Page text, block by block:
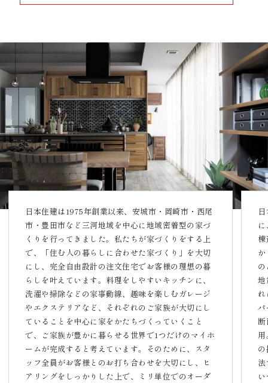
日本住建は1975年創業以来、安城市・岡崎市・西尾
市・豊田市など三河地域を中心に地域密着型の家づ
くりを行ってきました。私たちが家づくりをする上
で、「住む人の暮らしに合わせた家づくり」を大切
にし、完全自由設計の注文住宅でお客様の理想の暮
らしを叶えています。料理をしやすいキッチンに、
洗濯や掃除などの家事動線、趣味を楽しむガレージ
やエクステリアなど、それぞれのご家族が大切にし
ていることを中心に家をかたちづくっていくこと
で、ご家族が豊かに暮らせる世界で1つだけのマイホ
ームが完成すると考えています。そのために、スタ
ッフ全員がお客様とのお打ち合わせを大切にし、ヒ
アリングをしっかりした上で、ミリ単位でのオーダ
地